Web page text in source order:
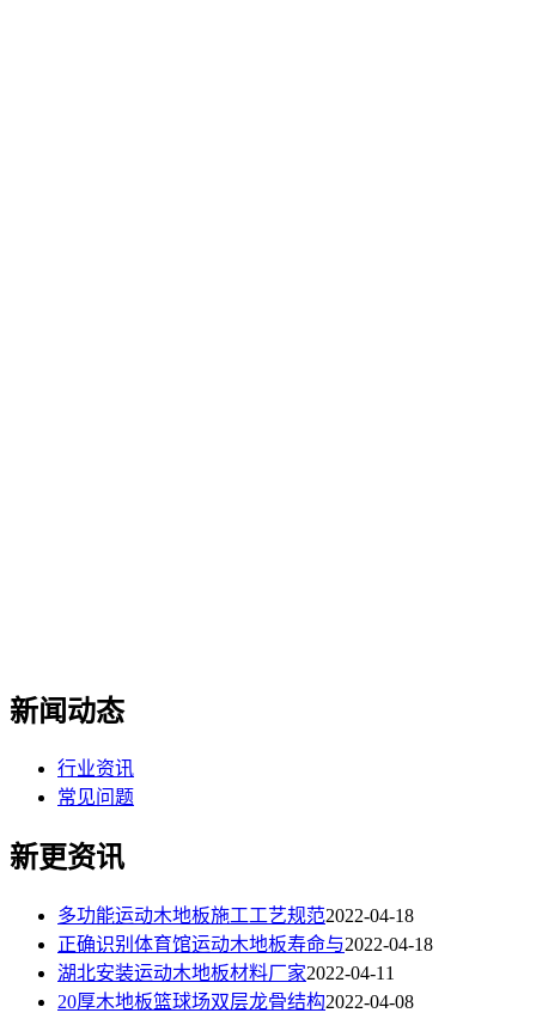
新闻动态
行业资讯
常见问题
新更资讯
多功能运动木地板施工工艺规范2022-04-18
正确识别体育馆运动木地板寿命与2022-04-18
湖北安装运动木地板材料厂家2022-04-11
20厚木地板篮球场双层龙骨结构2022-04-08